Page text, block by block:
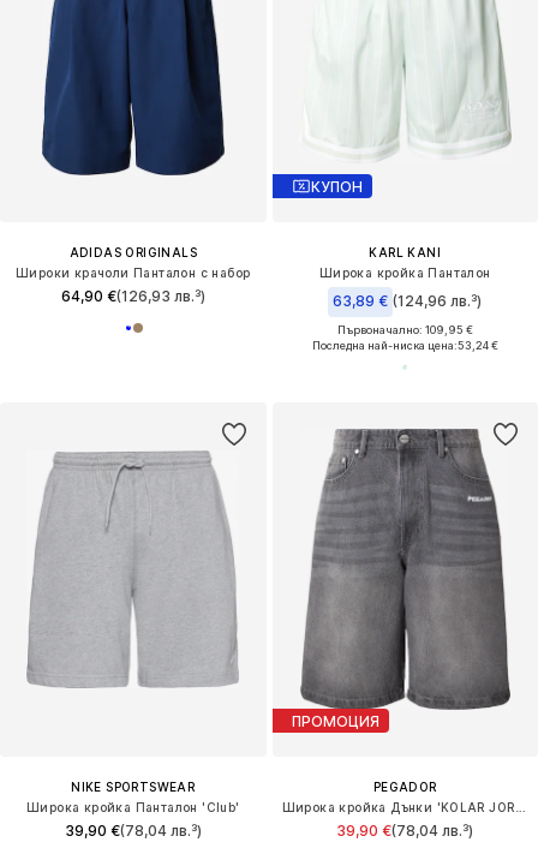
ADIDAS ORIGINALS
Широки крачоли Панталон с набор
64,90 €(126,93 лв.³)
КУПОН
KARL KANI
Широка кройка Панталон
63,89 € (124,96 лв.³)
Първоначално: 109,95 €
Последна най-ниска цена:53,24 €
NIKE SPORTSWEAR
Широка кройка Панталон 'Club'
39,90 €(78,04 лв.³)
ПРОМОЦИЯ
PEGADOR
Широка кройка Дънки 'KOLAR JORTS'
39,90 €(78,04 лв.³)